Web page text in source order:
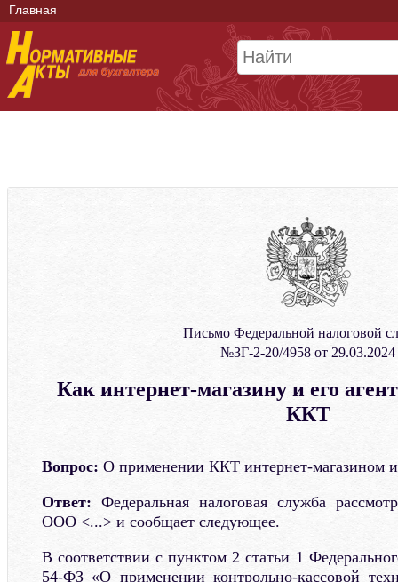
Главная
Письмо Федеральной налоговой
№ЗГ-2-20/4958 от 29.03.2024
Как интернет-магазину и его
ККТ
Вопрос: О применении ККТ интернет-магазином и
Ответ: Федеральная налоговая служба
ООО <...> и сообщает следующее.
В соответствии с пунктом 2 статьи 1
54-ФЗ «О применении контрольно-кассовой